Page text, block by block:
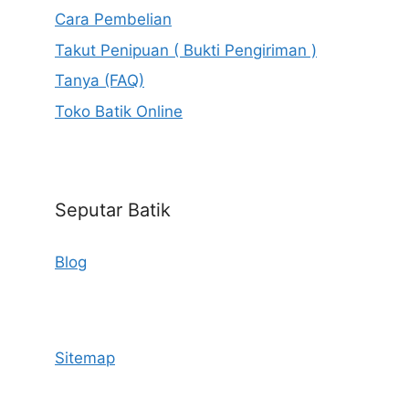
Cara Pembelian
Takut Penipuan ( Bukti Pengiriman )
Tanya (FAQ)
Toko Batik Online
Seputar Batik
Blog
Sitemap